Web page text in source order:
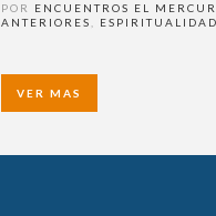
POR ENCUENTROS EL
ANTERIORES
VER MAS